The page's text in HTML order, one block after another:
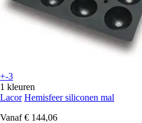
+-3
1 kleuren
Lacor Hemisfeer siliconen mal
Vanaf € 144,06